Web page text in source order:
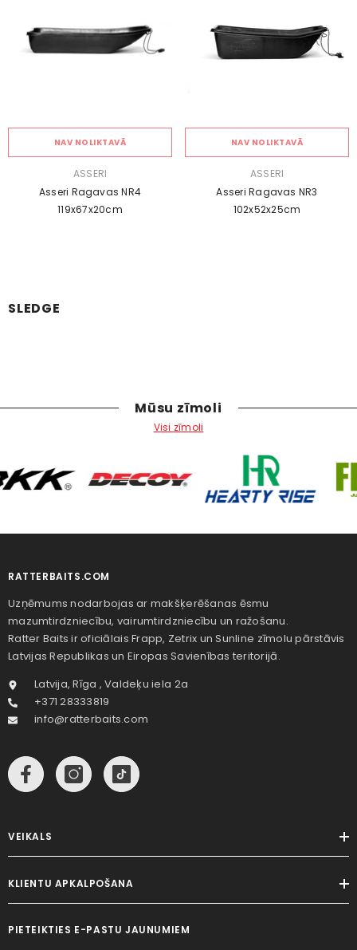
NAV NOLIKTAVĀ
ASSERI
Asseri Ragavas NR4
119x67x20cm
NAV NOLIKTAVĀ
ASSERI
Asseri Ragavas NR3
102x52x25cm
SLEDGE
Mūsu zīmoli
Visi zīmoli
RATTERBAITS.COM
Uzņēmums nodarbojas ar makšķerēšanas ēsmu
mazumtirdzniecību, vairumtirdzniecību un ražošanu.
Ratter Baits ir oficiālais Frapp, Zetrix un Sunline zīmolu pārstāvis
Latvijas Republikas un Eiropas Savienības teritorijā.
Latvija, Rīga , Valdeķu iela 2a
+371 28333819
info@ratterbaits.com
VEIKALS
KLIENTU APKALPOŠANA
PIETEIKTIES E-PASTU JAUNUMIEM